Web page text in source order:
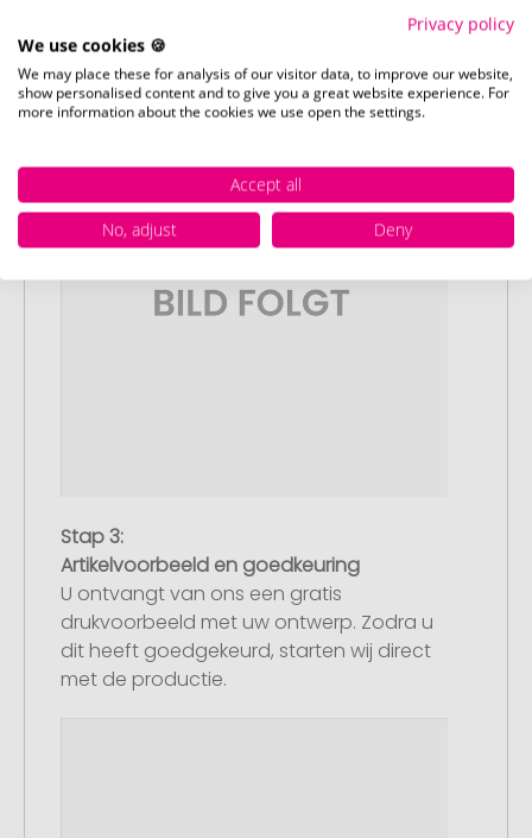
geen geschikt bestand beschikbaar
hebben, dan kunt u dit later aanleveren.
Stap 3:
Artikelvoorbeeld en goedkeuring
U ontvangt van ons een gratis
drukvoorbeeld met uw ontwerp. Zodra u
dit heeft goedgekeurd, starten wij direct
met de productie.
Privacy policy
We use cookies 🍪
We may place these for analysis of our visitor data, to improve our website,
show personalised content and to give you a great website experience. For
more information about the cookies we use open the settings.
Accept all
No, adjust
Deny